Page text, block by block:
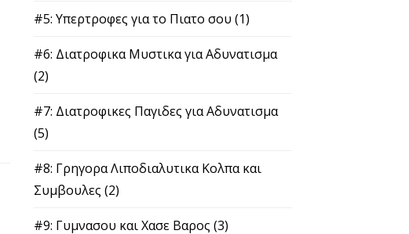
#5: Υπερτροφες για το Πιατο σου (1)
#6: Διατροφικα Μυστικα για Αδυνατισμα
(2)
#7: Διατροφικες Παγιδες για Αδυνατισμα
(5)
#8: Γρηγορα Λιποδιαλυτικα Κολπα και
Συμβουλες (2)
#9: Γυμνασου και Χασε Βαρος (3)